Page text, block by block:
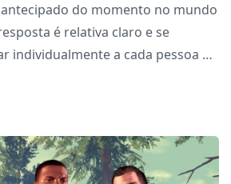
do momento no mundo
é relativa claro e se
individualmente a cada pessoa as
que é GTA 6.Está